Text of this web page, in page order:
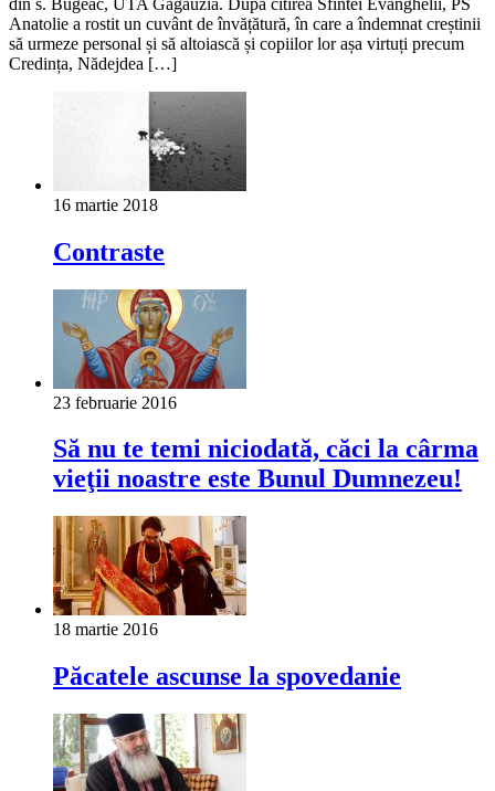
Anatolie a rostit un cuvânt de învățătură, în care a îndemnat creștinii
să urmeze personal și să altoiască și copiilor lor așa virtuți precum
Credința, Nădejdea […]
16 martie 2018
Contraste
23 februarie 2016
Să nu te temi niciodată, căci la cârma
vieţii noastre este Bunul Dumnezeu!
18 martie 2016
Păcatele ascunse la spovedanie